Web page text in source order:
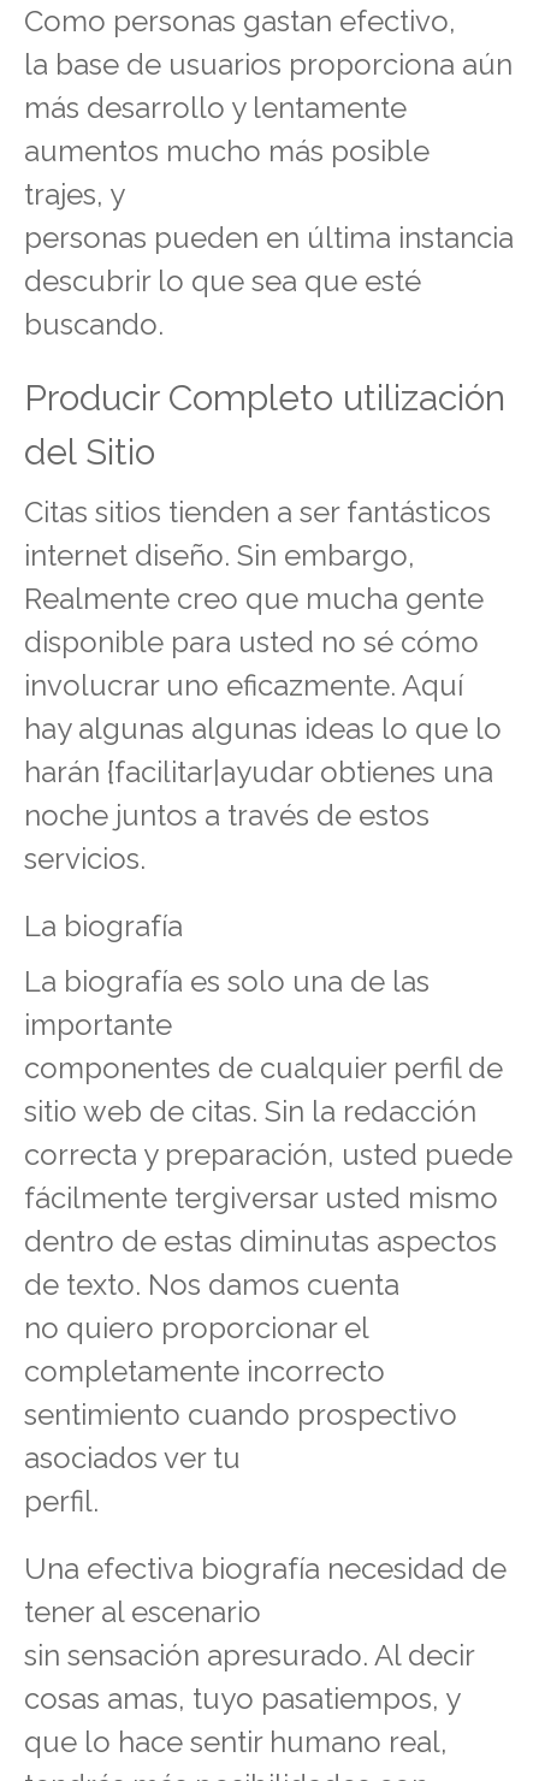
Como personas gastan efectivo,
la base de usuarios proporciona aún
más desarrollo y lentamente
aumentos mucho más posible
trajes, y
personas pueden en última instancia
descubrir lo que sea que esté
buscando.
Producir Completo utilización
del Sitio
Citas sitios tienden a ser fantásticos
internet diseño. Sin embargo,
Realmente creo que mucha gente
disponible para usted no sé cómo
involucrar uno eficazmente. Aquí
hay algunas algunas ideas lo que lo
harán {facilitar|ayudar obtienes una
noche juntos a través de estos
servicios.
La biografía
La biografía es solo una de las
importante
componentes de cualquier perfil de
sitio web de citas. Sin la redacción
correcta y preparación, usted puede
fácilmente tergiversar usted mismo
dentro de estas diminutas aspectos
de texto. Nos damos cuenta
no quiero proporcionar el
completamente incorrecto
sentimiento cuando prospectivo
asociados ver tu
perfil.
Una efectiva biografía necesidad de
tener al escenario
sin sensación apresurado. Al decir
cosas amas, tuyo pasatiempos, y
que lo hace sentir humano real,